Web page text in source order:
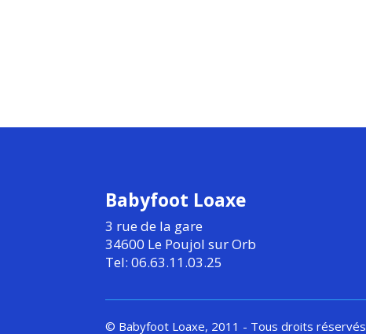
Babyfoot Loaxe
3 rue de la gare
34600 Le Poujol sur Orb
Tel: 06.63.11.03.25
© Babyfoot Loaxe, 2011 - Tous droits réservés